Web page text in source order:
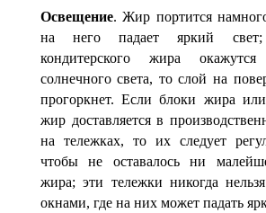
Освещение. Жир портится
на него падает яркий
кондитерского жира
солнечного света, то слой на
прогоркнет. Если блоки жира
жир достав­ляется в
на тележках, то их следует
чтобы не оставалось ни
жира; эти тележки никогда
окнами, где на них может падать